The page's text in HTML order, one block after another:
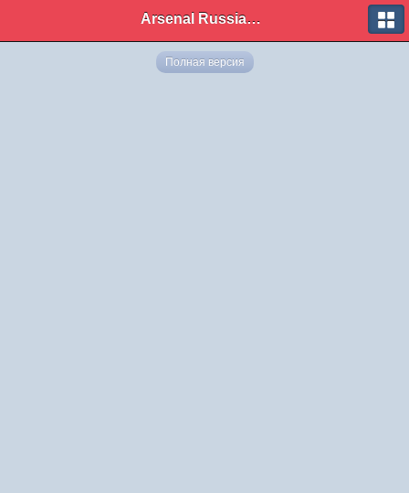
Arsenal Russian Speaking Supporters Club
Полная версия